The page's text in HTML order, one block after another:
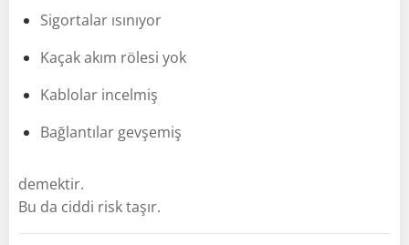
Sigortalar ısınıyor
Kaçak akım rölesi yok
Kablolar incelmiş
Bağlantılar gevşemiş
demektir.
Bu da ciddi risk taşır.